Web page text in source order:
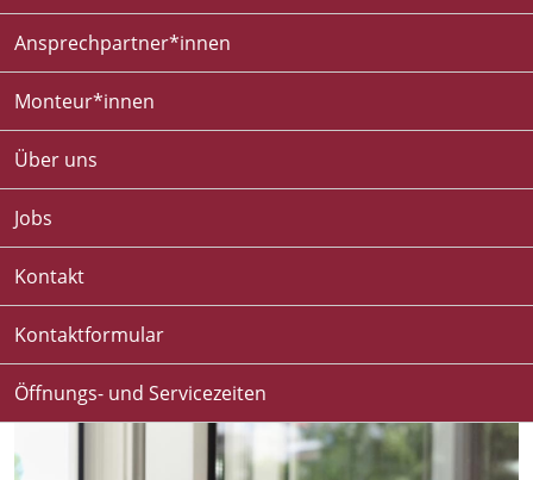
Ansprechpartner*innen
Monteur*innen
Über uns
Jobs
Kontakt
Kontaktformular
Öffnungs- und Servicezeiten